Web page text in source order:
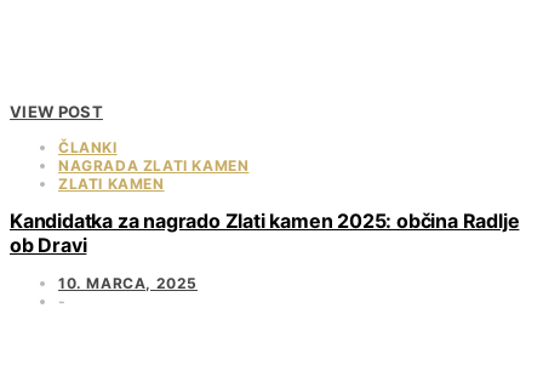
VIEW POST
ČLANKI
NAGRADA ZLATI KAMEN
ZLATI KAMEN
Kandidatka za nagrado Zlati kamen 2025: občina Radlje
ob Dravi
10. MARCA, 2025